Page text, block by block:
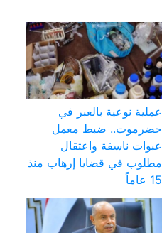
عملية نوعية بالعبر في
حضرموت.. ضبط معمل
عبوات ناسفة واعتقال
مطلوب في قضايا إرهاب منذ
15 عاماً